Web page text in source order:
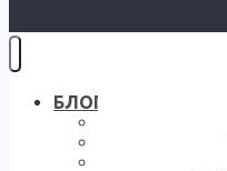
БЛОГ — ГЛАВНАЯ
ЛИЧНЫЙ